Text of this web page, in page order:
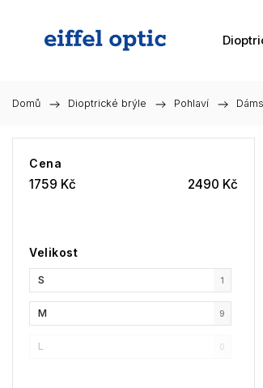
Domů / Dioptrické brýle / Pohlaví /
Cena
1759 Kč 2490 Kč
Velikost
S 1
M 9
L 0